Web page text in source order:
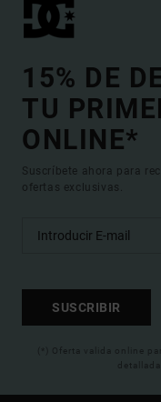
15% DE
TU
ONLINE*
Suscríbete ahora para
ofertas exclusivas.
SUSCRIBIR
(*) Oferta valida online